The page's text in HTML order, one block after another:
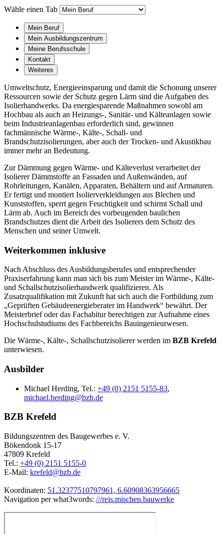
Wähle einen Tab
Mein Beruf
Mein Ausbildungszentrum
Meine Berufsschule
Kontakt
Weiteres
Umweltschutz, Energieeinsparung und damit die Schonung unserer
Ressourcen sowie der Schutz gegen Lärm sind die Aufgaben des
Isolierhandwerks. Da energiesparende Maßnahmen sowohl am
Hochbau als auch an Heizungs-, Sanitär- und Kälteanlagen sowie
beim Industrieanlagenbau erforderlich sind, gewinnen
fachmännische Wärme-, Kälte-, Schall- und
Brandschutzisolierungen, aber auch der Trocken- und Akustikbau
immer mehr an Bedeutung.
Zur Dämmung gegen Wärme- und Kälteverlust verarbeitet der
Isolierer Dämmstoffe an Fassaden und Außenwänden, auf
Rohrleitungen, Kanälen, Apparaten, Behältern und auf Armaturen.
Er fertigt und montiert Isolierverkleidungen aus Blechen und
Kunststoffen, sperrt gegen Feuchtigkeit und schirmt Schall und
Lärm ab. Auch im Bereich des vorbeugenden baulichen
Brandschutzes dient die Arbeit des Isolierers dem Schutz des
Menschen und seiner Umwelt.
Weiterkommen inklusive
Nach Abschluss des Ausbildungsberufes und entsprechender
Praxiserfahrung kann man sich bis zum Meister im Wärme-, Kälte-
und Schallschutzisolierhandwerk qualifizieren. Als
Zusatzqualifikation mit Zukunft hat sich auch die Fortbildung zum
„Geprüften Gebäudeenergieberater im Handwerk“ bewährt. Der
Meisterbrief oder das Fachabitur berechtigen zur Aufnahme eines
Hochschulstudiums des Fachbereichs Bauingenieurwesen.
Die Wärme-, Kälte-, Schallschutzisolierer werden im BZB Krefeld
unterwiesen.
Ausbilder
Michael Herding, Tel.: +49 (0) 2151 5155-83,
michael.herding@bzb.de
BZB Krefeld
Bildungszentren des Baugewerbes e. V.
Bökendonk 15-17
47809 Krefeld
Tel.: +49 (0) 2151 5155-0
E-Mail: krefeld@bzb.de
Koordinaten: 51.32377510797961, 6.60908363956665
Navigation per what3words: ///reis.mischen.bauwerke